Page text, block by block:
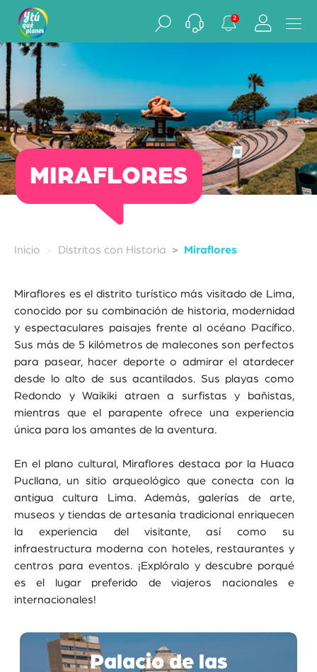
2
MIRAFLORES
Inicio Distritos con Historia Miraflores
Miraflores es el distrito turístico más visitado de Lima,
conocido por su combinación de historia, modernidad
y espectaculares paisajes frente al océano Pacífico.
Sus más de 5 kilómetros de malecones son perfectos
para pasear, hacer deporte o admirar el atardecer
desde lo alto de sus acantilados. Sus playas como
Redondo y Waikiki atraen a surfistas y bañistas,
mientras que el parapente ofrece una experiencia
única para los amantes de la aventura.
En el plano cultural, Miraflores destaca por la Huaca
Pucllana, un sitio arqueológico que conecta con la
antigua cultura Lima. Además, galerías de arte,
museos y tiendas de artesanía tradicional enriquecen
la experiencia del visitante, así como su
infraestructura moderna con hoteles, restaurantes y
centros para eventos. ¡Explóralo y descubre porqué
es el lugar preferido de viajeros nacionales e
internacionales!
Palacio de las